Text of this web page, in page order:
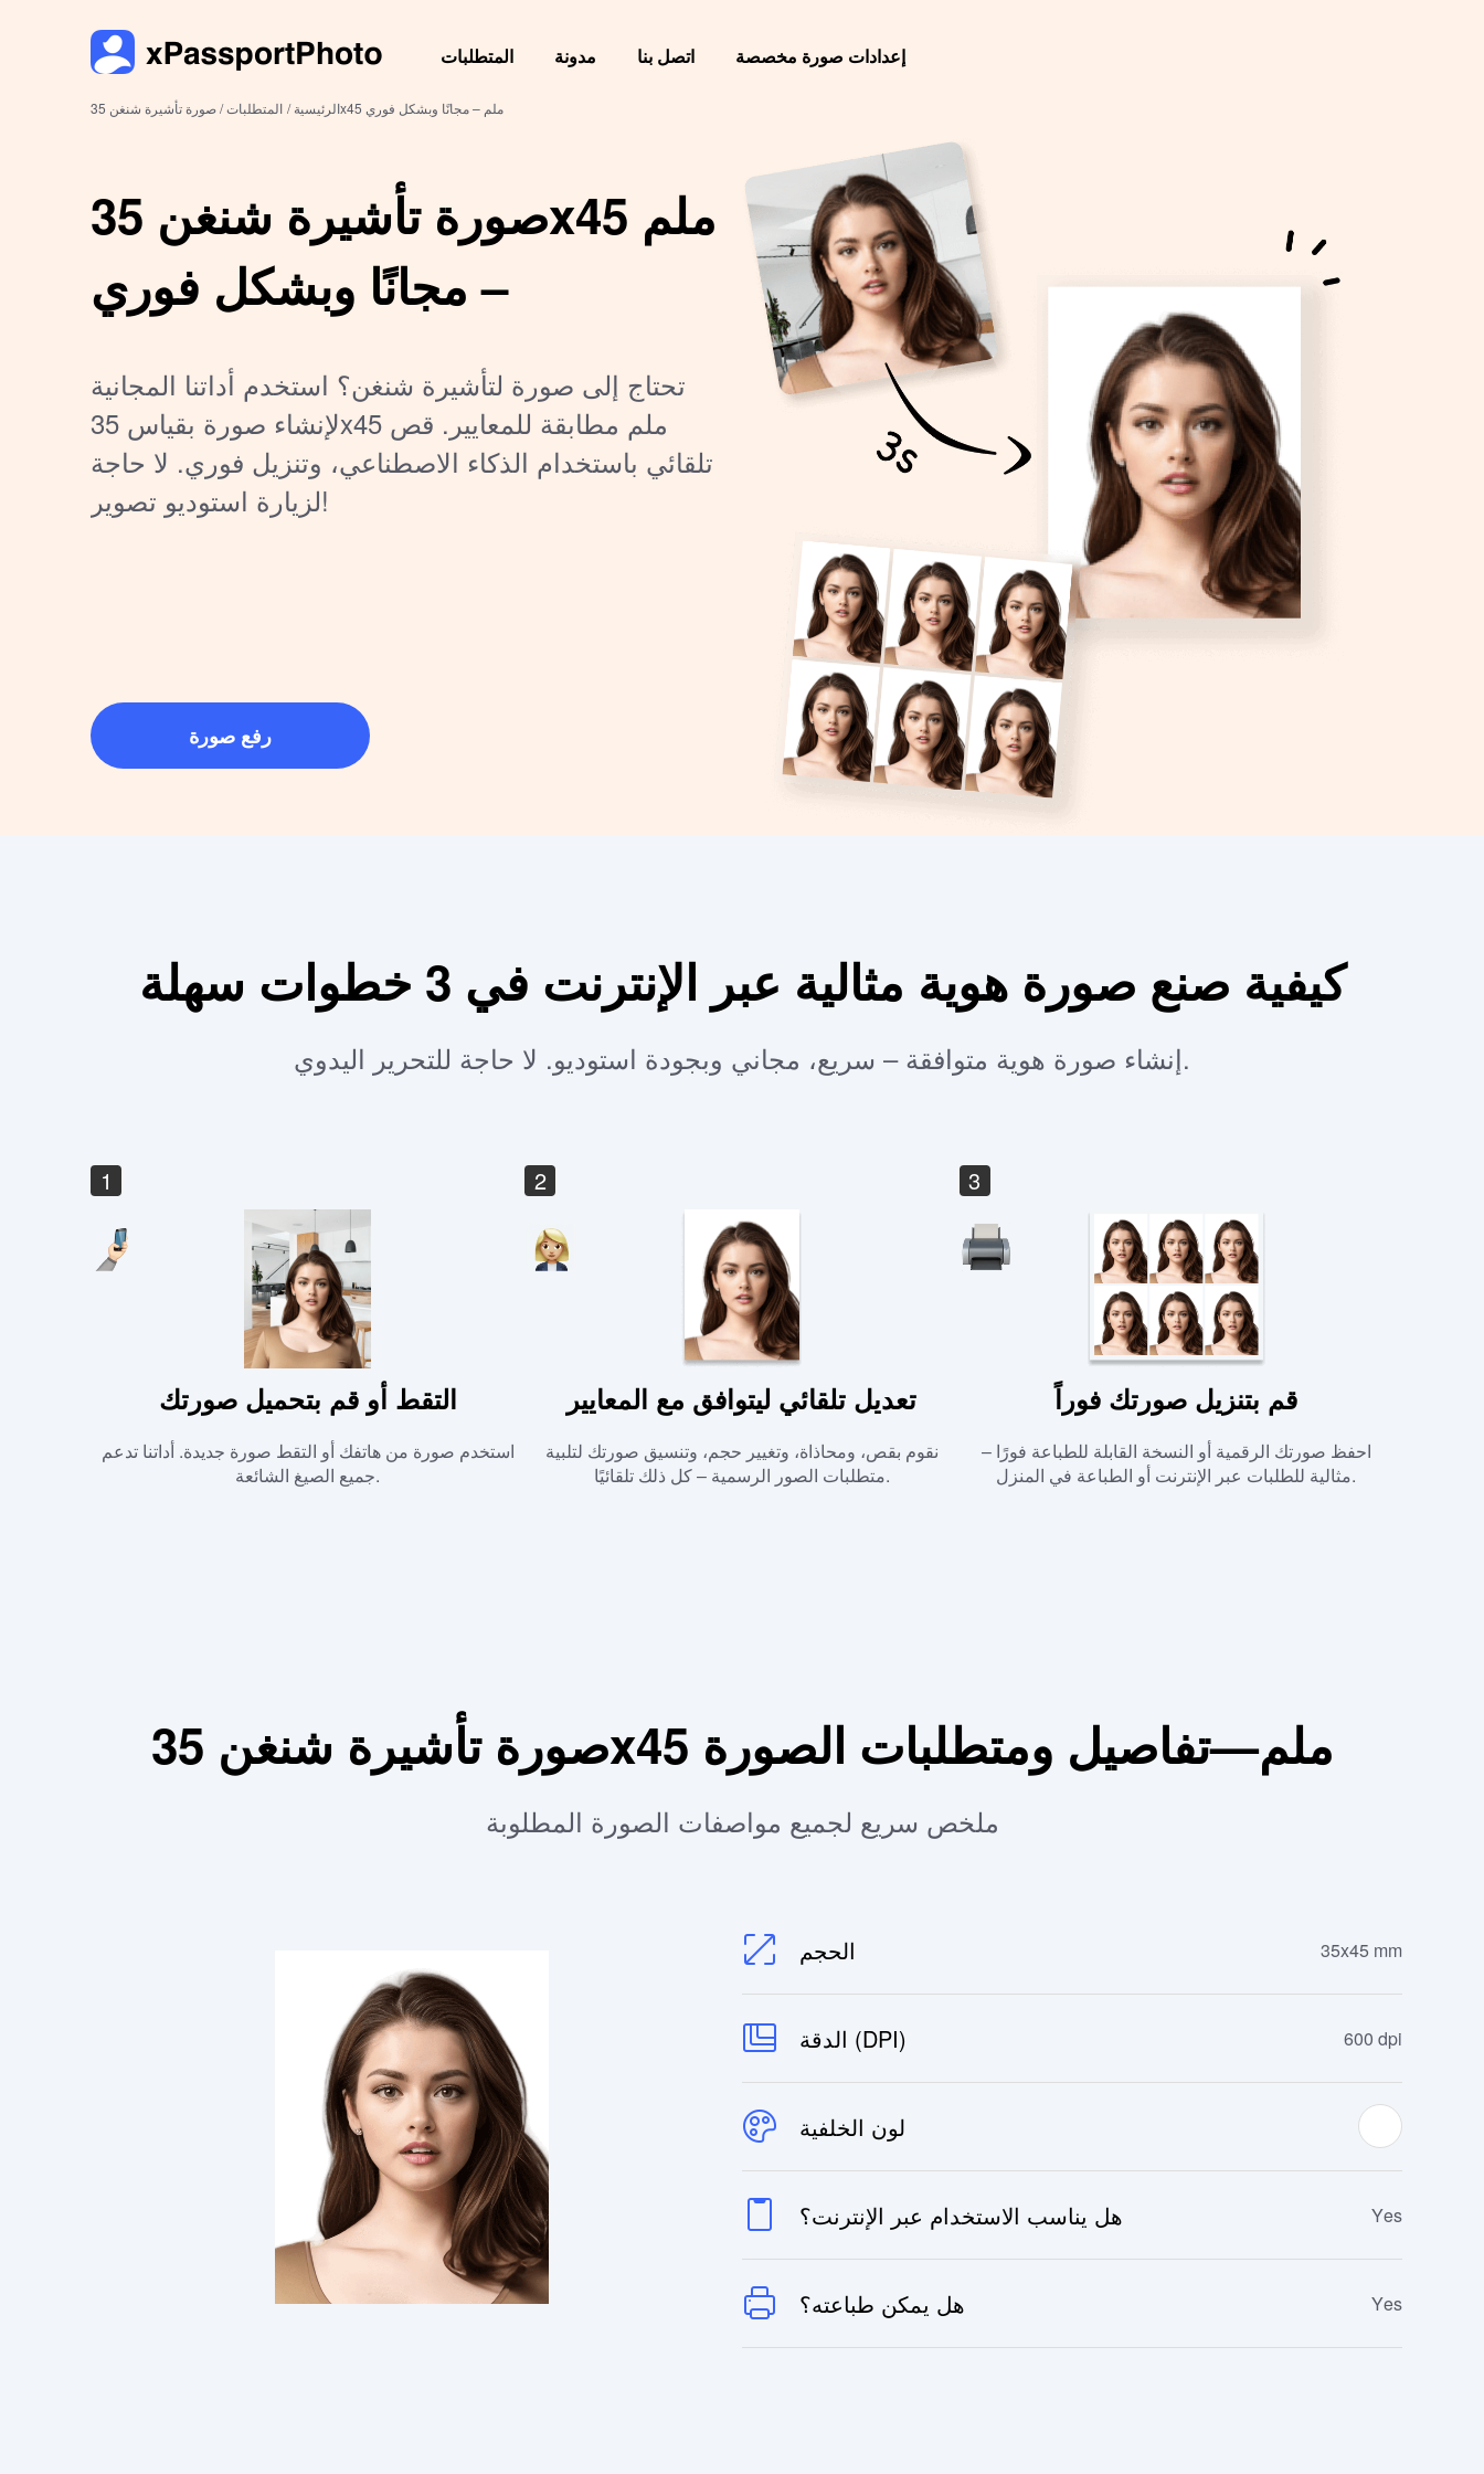
المتطلبات مدونة اتصل بنا إعدادات صورة مخصصة
الرئيسية / المتطلبات / صورة تأشيرة شنغن 35x45 ملم – مجانًا وبشكل فوري
صورة تأشيرة شنغن 35x45 ملم
– مجانًا وبشكل فوري
تحتاج إلى صورة لتأشيرة شنغن؟ استخدم أداتنا المجانية
لإنشاء صورة بقياس 35x45 ملم مطابقة للمعايير. قص
تلقائي باستخدام الذكاء الاصطناعي، وتنزيل فوري. لا حاجة
لزيارة استوديو تصوير!
رفع صورة
كيفية صنع صورة هوية مثالية عبر الإنترنت في 3 خطوات سهلة
إنشاء صورة هوية متوافقة – سريع، مجاني وبجودة استوديو. لا حاجة للتحرير اليدوي.
1
التقط أو قم بتحميل صورتك
استخدم صورة من هاتفك أو التقط صورة جديدة. أداتنا تدعم
جميع الصيغ الشائعة.
2
تعديل تلقائي ليتوافق مع المعايير
نقوم بقص، ومحاذاة، وتغيير حجم، وتنسيق صورتك لتلبية
متطلبات الصور الرسمية – كل ذلك تلقائيًا.
3
قم بتنزيل صورتك فوراً
احفظ صورتك الرقمية أو النسخة القابلة للطباعة فورًا –
مثالية للطلبات عبر الإنترنت أو الطباعة في المنزل.
صورة تأشيرة شنغن 35x45 ملم—تفاصيل ومتطلبات الصورة
ملخص سريع لجميع مواصفات الصورة المطلوبة
الحجم 35x45 mm
الدقة (DPI) 600 dpi
لون الخلفية
هل يناسب الاستخدام عبر الإنترنت؟ Yes
هل يمكن طباعته؟ Yes